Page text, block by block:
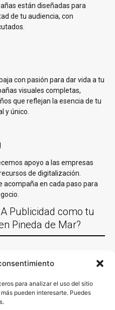
para analizar el uso del sitio
pueden interesarte. Puedes
están diseñadas para
de tu audiencia, con
con pasión para dar vida a tu
visuales completas,
que reflejan la esencia de tu
y único.
apoyo a las empresas
de digitalización.
acompaña en cada paso para
Publicidad como tu
Pineda de Mar?
localidades España y un equipo
acciones de marketing y
y conocemos lo que funciona y